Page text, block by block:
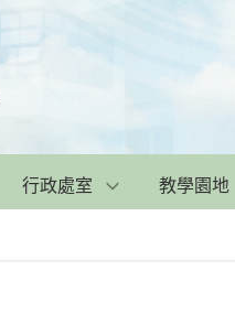
行政處室 教學園地